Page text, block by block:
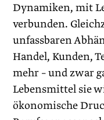
Dynamiken, mit
verbunden.
unfassbaren
Handel, Kunden,
mehr – und zwar
Lebensmittel sie
ökonomische